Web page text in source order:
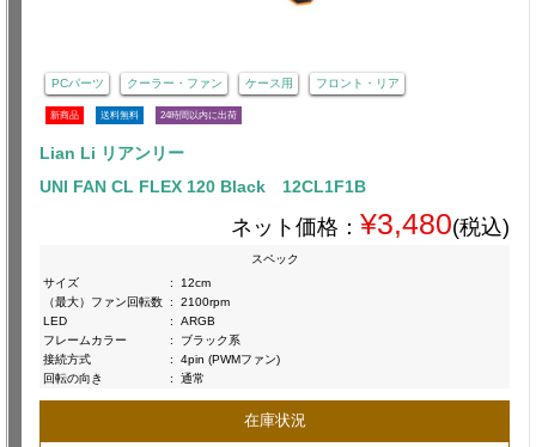
PCパーツ クーラー・ファン ケース用 フロント・リア
新商品 送料無料 24時間以内に出荷
Lian Li リアンリー
UNI FAN CL FLEX 120 Black 12CL1F1B
ネット価格： ¥3,480(税込)
スペック
サイズ
:
12cm
（最大）ファン回転数 :
2100rpm
LED
:
ARGB
フレームカラー
:
ブラック系
接続方式
:
4pin (PWMファン)
回転の向き
: 通常
在庫状況